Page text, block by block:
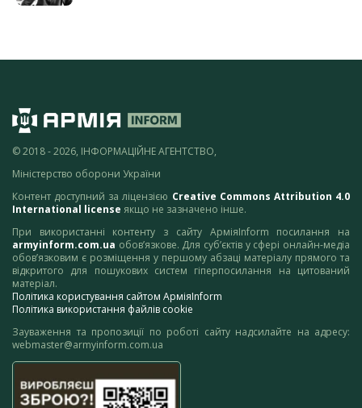
© 2018 - 2026, ІНФОРМАЦІЙНЕ АГЕНТСТВО,
Міністерство оборони України
Контент доступний за ліцензією Creative Commons Attribution 4.0
International license якщо не зазначено інше.
При використанні контенту з сайту АрміяInform посилання на
armyinform.com.ua обов’язкове. Для суб’єктів у сфері онлайн-медіа
обов’язковим є розміщення у першому абзаці матеріалу прямого та
відкритого для пошукових систем гіперпосилання на цитований
матеріал.
Політика користування сайтом АрміяInform
Політика використання файлів cookie
Зауваження та пропозиції по роботі сайту надсилайте на адресу:
webmaster@armyinform.com.ua